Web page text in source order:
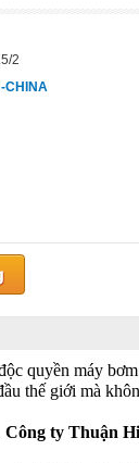
2
CHINA
quyền máy
thế giới mà
Công ty Thuận